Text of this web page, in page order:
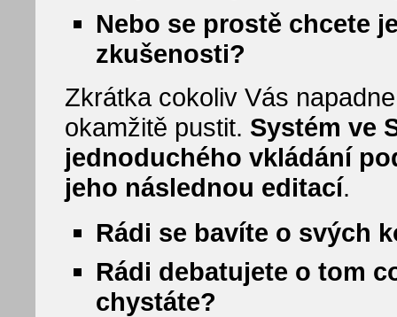
Nebo se prostě chcete
zkušenosti?
Zkrátka cokoliv Vás
okamžitě pustit. Systém ve
jednoduchého vkládání
jeho následnou editací.
Rádi se bavíte o svých
Rádi debatujete o tom
chystáte?